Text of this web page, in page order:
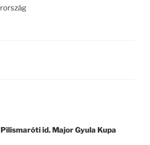
id. Major Gyula Kupa